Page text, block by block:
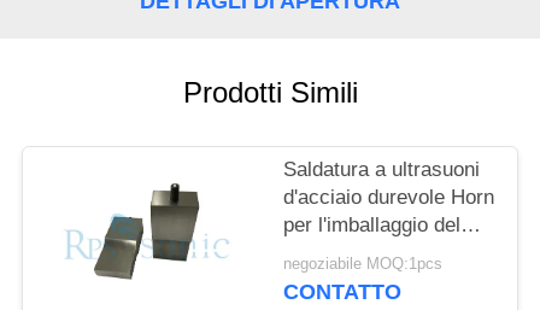
SULLA
Prodotti Simili
Saldatura a ultrasuoni
d'acciaio durevole Horn
per l'imballaggio del
contenitore di carta
patinata del PE
negoziabile MOQ:1pcs
CONTATTO